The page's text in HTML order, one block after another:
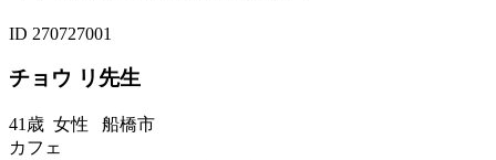
ID 270727001
チョウ リ先生
41歳 女性 船橋市
カフェ